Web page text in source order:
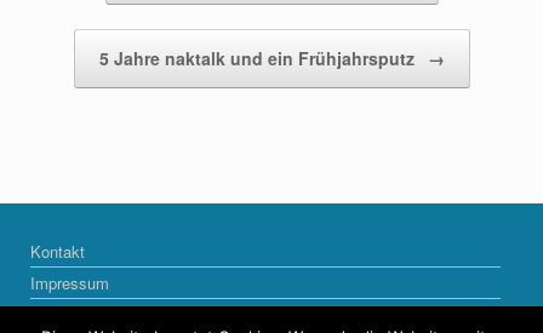
5 Jahre naktalk und ein Frühjahrsputz →
Kontakt
Impressum
Datenschutzerklärung